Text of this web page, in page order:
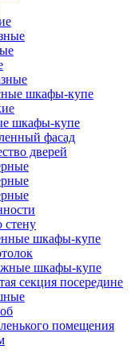
шкафы-купе
шкафы-купе
фасад
дверей
шкафы-купе
шкафы-купе
секция посередине
помещения